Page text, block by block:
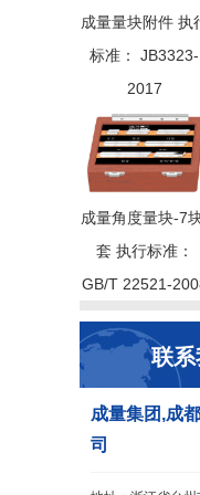
成量量块附件 执
标准： JB3323-
2017
成量角度量块-7
套 执行标准：
GB/T 22521-
联系
成量集团,成
司